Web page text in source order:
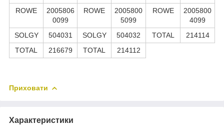
ROWE
2005806
0099
ROWE
2005800
5099
ROWE
2005800
4099
SOLGY
504031 SOLGY 504032 TOTAL
214114
TOTAL
216679 TOTAL 214112
Приховати
Характеристики